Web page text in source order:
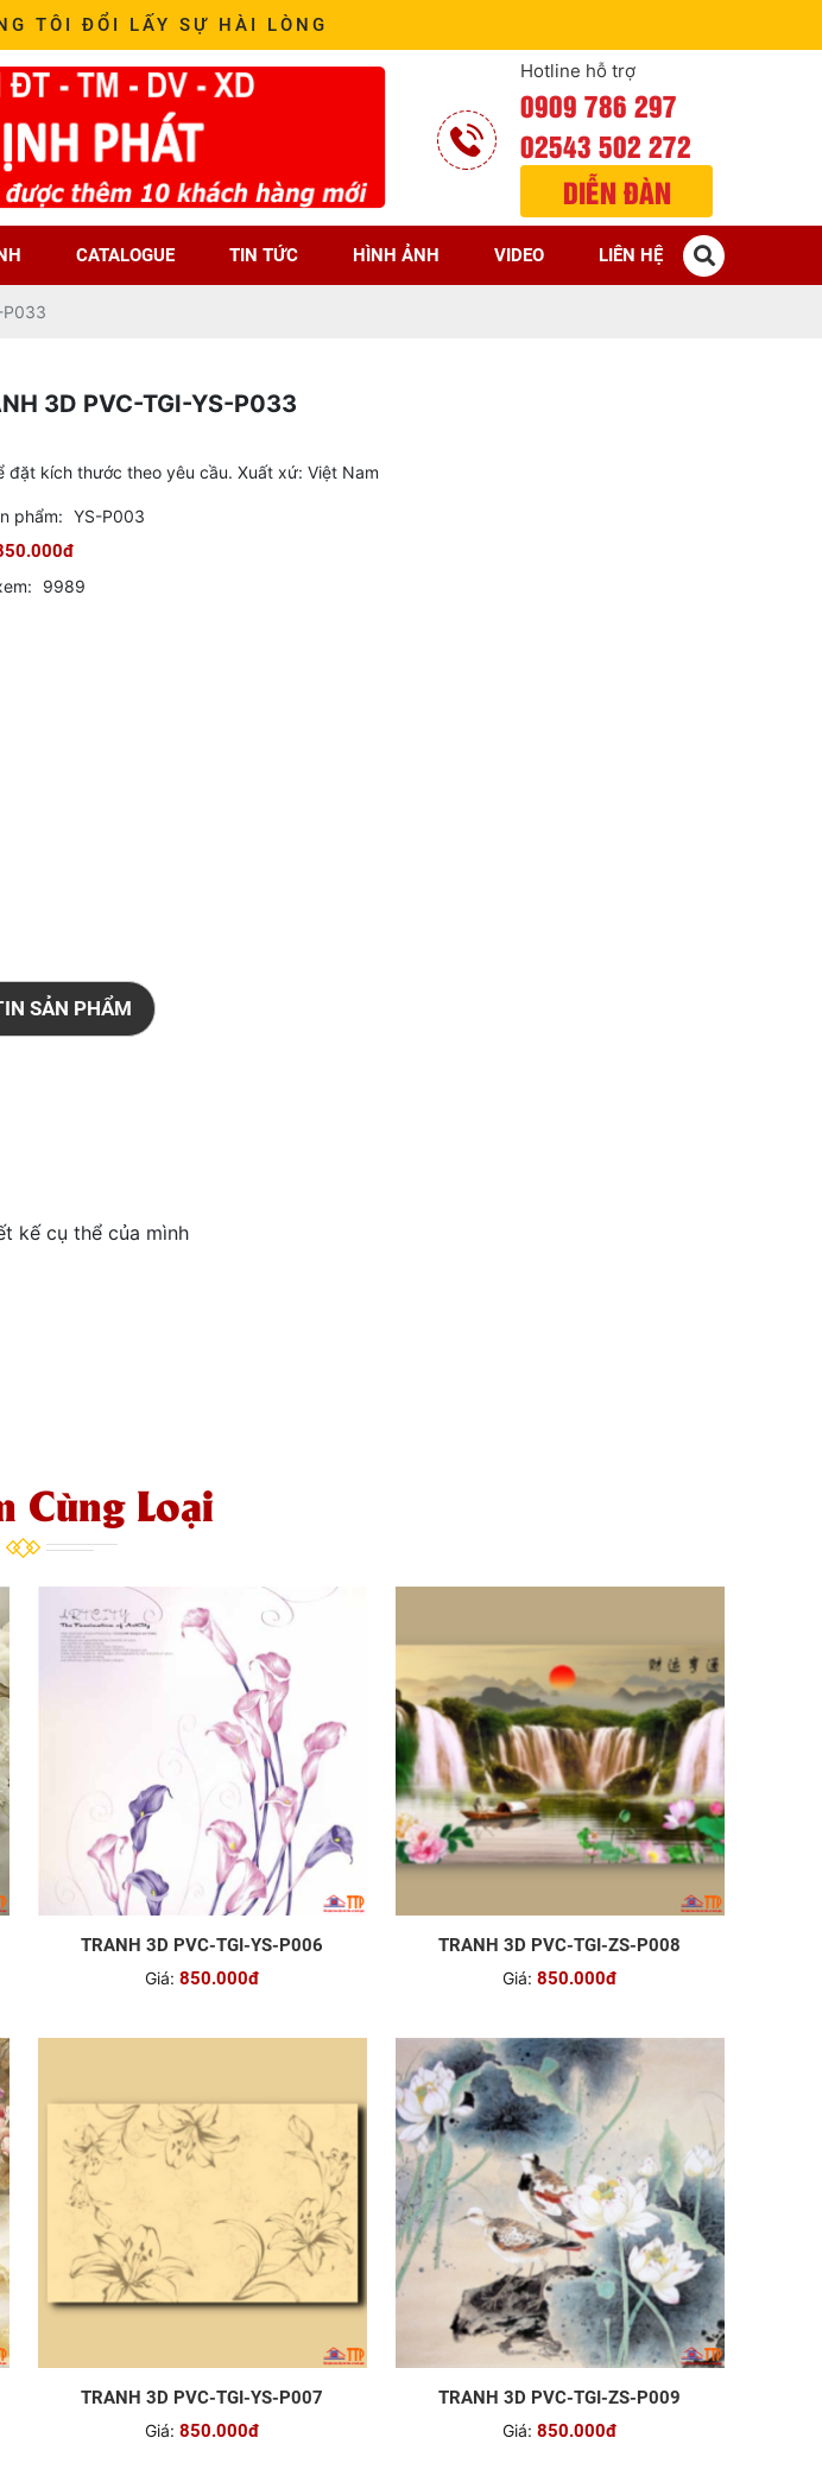
TÔI ĐỔI LẤY SỰ HÀI LÒNG
Hotline hỗ trợ
0909 786 297
02543 502 272
DIỄN ĐÀN
CATALOGUE TIN TỨC HÌNH ẢNH VIDEO LIÊN HỆ
P033
3D PVC-TGI-YS-P033
đặt kích thước theo yêu cầu. Xuất xứ: Việt Nam
phẩm: YS-P003
9989
SẢN PHẨM
kế cụ thể của mình
Cùng Loại
TRANH 3D PVC-TGI-YS-P006
Giá: 850.000đ
TRANH 3D PVC-TGI-ZS-P008
Giá: 850.000đ
TRANH 3D PVC-TGI-YS-P007
Giá: 850.000đ
TRANH 3D PVC-TGI-ZS-P009
Giá: 850.000đ